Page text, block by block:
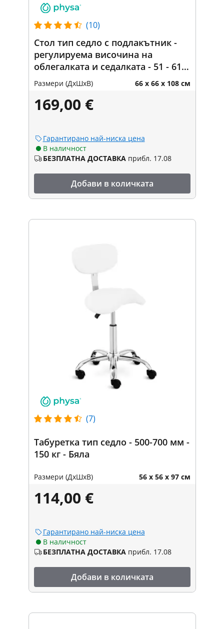
(10)
Стол тип седло с подлакътник -
регулируема височина на
облегалката и седалката - 51 - 61
см - 150 кг - бял
Размери (ДxШxВ) 66 x 66 x 108 см
169,00 €
Гарантирано най-ниска цена
В наличност
БЕЗПЛАТНА ДОСТАВКА прибл. 17.08
Добави в количката
(7)
Табуретка тип седло - 500-700 мм -
150 кг - Бяла
Размери (ДxШxВ) 56 x 56 x 97 см
114,00 €
Гарантирано най-ниска цена
В наличност
БЕЗПЛАТНА ДОСТАВКА прибл. 17.08
Добави в количката